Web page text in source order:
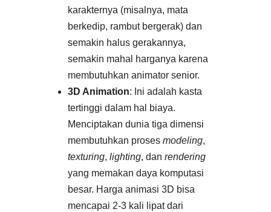
karakternya (misalnya, mata
berkedip, rambut bergerak) dan
semakin halus gerakannya,
semakin mahal harganya karena
membutuhkan animator senior.
3D Animation: Ini adalah kasta
tertinggi dalam hal biaya.
Menciptakan dunia tiga dimensi
membutuhkan proses modeling,
texturing, lighting, dan rendering
yang memakan daya komputasi
besar. Harga animasi 3D bisa
mencapai 2-3 kali lipat dari